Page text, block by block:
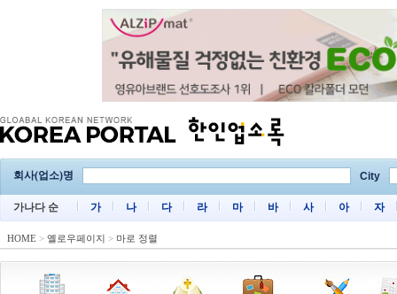
회사(업소)명 City
가나다 순 가 나 다 라 마 바 사 아 자
HOME > 옐로우페이지 > 마로 정렬